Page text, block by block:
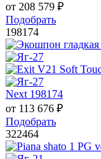
от 208 579 ₽
Подобрать
198174
Next 198174
от 113 676 ₽
Подобрать
322464